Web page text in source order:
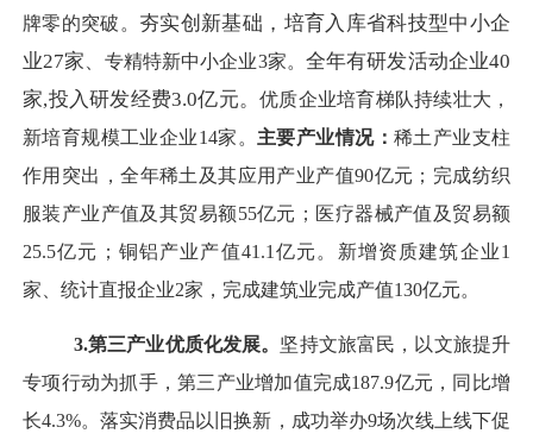
牌零的突破。 夯实创新基础，培育入库省科技型中小企
业27家 专精特新中小企业3家。 全年有研发活动企业40
家,投入研发经费3.0亿元。 优质企业培育梯队持续壮大，
新培育规模工业企业14家 。 主要产业情况： 稀土产业支柱
作用突出，全年稀土及其应用产业产值90亿元；完成纺织
服装产业产值及其贸易额55亿元；医疗器械产值及贸易额
25.5亿元；铜铝产业产值41.1 亿元。 新增资质建筑企业1
家 、统计直报企业2家， 完成建筑业完成产值130亿元。
3.第三产业优质化发展。 坚持文旅富民，以文旅提升
专项行动为抓手，第三产业增加值完成187.9亿元，同比增
长4.3%。落实消费品以旧换新，成功举办9场次线上线下促